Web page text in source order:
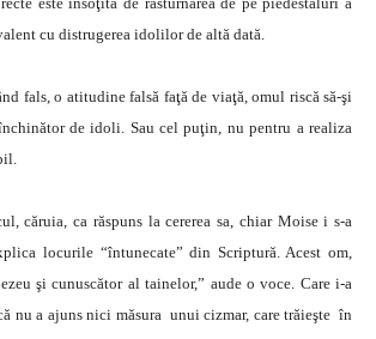
cu distrugerea idolilor de altă dată.
fals, o atitudine falsă faţă de viaţă, omul riscă să-şi
de idoli. Sau cel puţin, nu pentru a realiza
căruia, ca răspuns la cererea sa, chiar Moise i s-a
locurile “întunecate” din Scriptură. Acest om,
şi cunuscător al tainelor,” aude o voce. Care i-a
nu a ajuns nici măsura unui cizmar, care trăieşte în